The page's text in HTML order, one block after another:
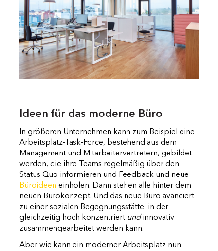
Ideen für das moderne Büro
In größeren Unternehmen kann zum Beispiel eine
Arbeitsplatz-Task-Force, bestehend aus dem
Management und Mitarbeitervertretern, gebildet
werden, die ihre Teams regelmäßig über den
Status Quo informieren und Feedback und neue
Büroideen einholen. Dann stehen alle hinter dem
neuen Bürokonzept. Und das neue Büro avanciert
zu einer sozialen Begegnungsstätte, in der
gleichzeitig hoch konzentriert undinnovativ
zusammengearbeitet werden kann.
Aber wie kann ein moderner Arbeitsplatz nun